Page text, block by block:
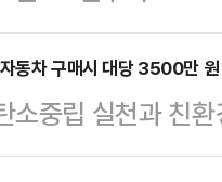
요구를 반영…
한 신기술이나 신
하는 과정이다. 이
족한 중소기업
회공헌…
로그램인 '코리요
번 프로그램은
발자취를 따라가
션 프로그램이다.
동차 구매시 대당 3500만
소중립 실천과 친
고 수준의 보조금